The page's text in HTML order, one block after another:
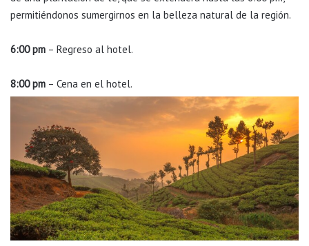
permitiéndonos sumergirnos en la belleza natural de la región.
6:00 pm – Regreso al hotel.
8:00 pm – Cena en el hotel.